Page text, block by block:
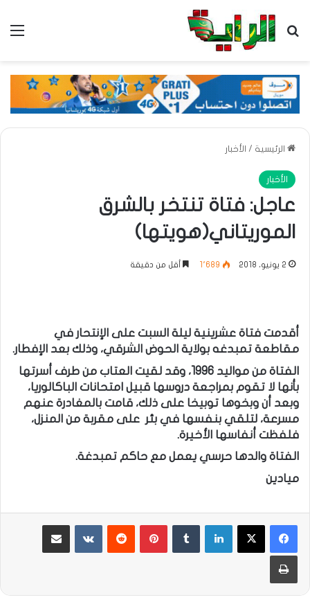
بحث عن
الرئيسية / الأخبار
الأخبار
عاجل: فتاة تنتخر بالشرق
الموريتاني(هويتها)
2 يونيو، 2018 1٬689 أقل من دقيقة
أقدمت فتاة عشرينية ليلة السبت على الإنتحار في
مقاطعة تمبدغه بولاية الحوض الشرقي، وذلك بعد الإفطار.
الفتاة من مواليد 1996، وقد لقيت العتاب من طرف أسرتها
بأنها لا تقوم بمراجعة دروسها قبيل امتحانات الباكالوريا،
وبعد أن وبخوها توبيخا على ذلك، قامت بالمغادرة عنهم
مسرعة، لتلقي بنفسها في بئر على مقربة من المنزل،
فلفظت أنفاسها الأخيرة.
الفتاة والدها حرسي يعمل مع حاكم تمبدغة.
ميادين
لينكدإن بينتيريست مشاركة عبر البريد
طباعة